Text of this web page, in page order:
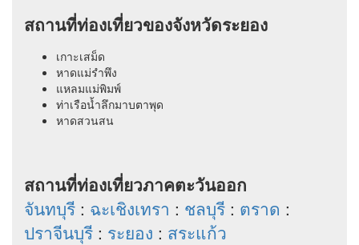
สถานที่ท่องเที่ยวของจังหวัดระยอง
เกาะเสม็ด
หาดแม่รำพึง
แหลมแม่พิมพ์
ท่าเรือน้ำลึกมาบตาพุด
หาดสวนสน
สถานที่ท่องเที่ยวภาคตะวันออก
จันทบุรี : ฉะเชิงเทรา : ชลบุรี : ตราด :
ปราจีนบุรี : ระยอง : สระแก้ว